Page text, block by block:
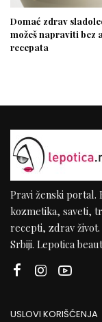
Domać zdrav
možeš napraviti bez
recepata
Pravi ženski portal.
kozmetika, saveti,
recepti, zdrav
Srbiji. Lepotica
USLOVI KORIŠĆENJA